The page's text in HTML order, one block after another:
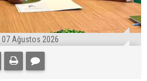
07 Ağustos 2026